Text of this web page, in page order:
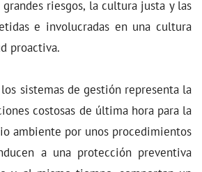
riesgos, la cultura justa y las
e involucradas en una cultura
proactiva.
sistemas de gestión representa la
costosas de última hora para la
ambiente por unos procedimientos
a una protección preventiva